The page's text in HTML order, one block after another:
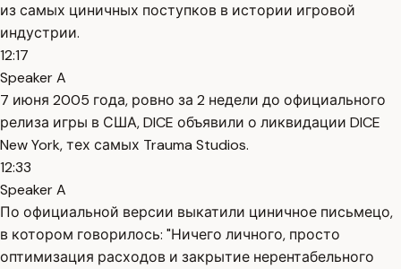
из самых циничных поступков в истории игровой
индустрии.
12:17
Speaker A
7 июня 2005 года, ровно за 2 недели до официального
релиза игры в США, DICE объявили о ликвидации DICE
New York, тех самых Trauma Studios.
12:33
Speaker A
По официальной версии выкатили циничное письмецо,
в котором говорилось: "Ничего личного, просто
оптимизация расходов и закрытие нерентабельного